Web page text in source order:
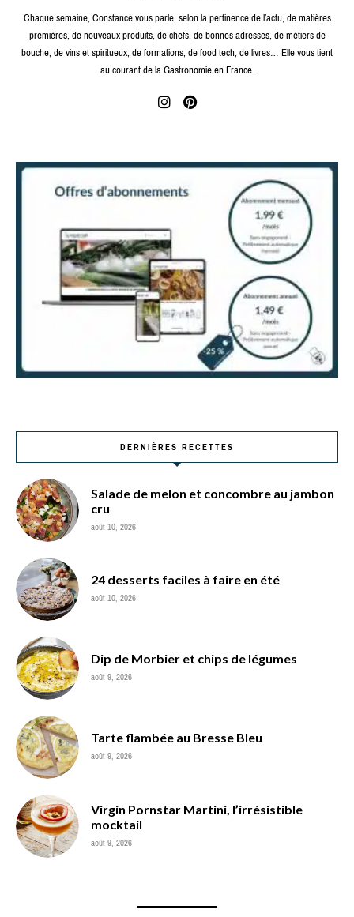
Chaque semaine, Constance vous parle, selon la pertinence de l’actu, de matières
premières, de nouveaux produits, de chefs, de bonnes adresses, de métiers de
bouche, de vins et spiritueux, de formations, de food tech, de livres… Elle vous tient
au courant de la Gastronomie en France.
DERNIÈRES RECETTES
Salade de melon et concombre au jambon
cru
août 10, 2026
24 desserts faciles à faire en été
août 10, 2026
Dip de Morbier et chips de légumes
août 9, 2026
Tarte flambée au Bresse Bleu
août 9, 2026
Virgin Pornstar Martini, l’irrésistible
mocktail
août 9, 2026